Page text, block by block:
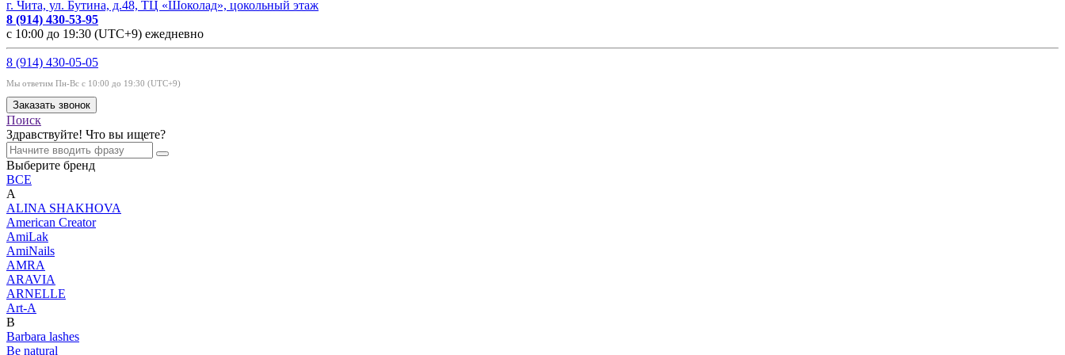
г. Чита, ул. Бутина, д.48, ТЦ «Шоколад», цокольный этаж
8 (914) 430-53-95
с 10:00 до 19:30 (UTC+9) ежедневно
8 (914) 430-05-05
Мы ответим Пн-Вс с 10:00 до 19:30 (UTC+9)
Заказать звонок
Поиск
Здравствуйте! Что вы ищете?
Выберите бренд
ВСЕ
A
ALINA SHAKHOVA
American Creator
AmiLak
AmiNails
AMRA
ARAVIA
ARNELLE
Art-A
B
Barbara lashes
Be natural